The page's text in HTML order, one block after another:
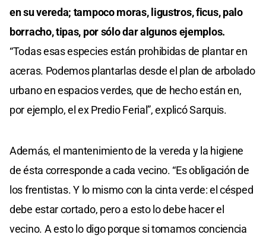
en su vereda; tampoco moras, ligustros, ficus, palo
borracho, tipas, por sólo dar algunos ejemplos.
“Todas esas especies están prohibidas de plantar en
aceras. Podemos plantarlas desde el plan de arbolado
urbano en espacios verdes, que de hecho están en,
por ejemplo, el ex Predio Ferial”, explicó Sarquis.
Además, el mantenimiento de la vereda y la higiene
de ésta corresponde a cada vecino. “Es obligación de
los frentistas. Y lo mismo con la cinta verde: el césped
debe estar cortado, pero a esto lo debe hacer el
vecino. A esto lo digo porque si tomamos conciencia